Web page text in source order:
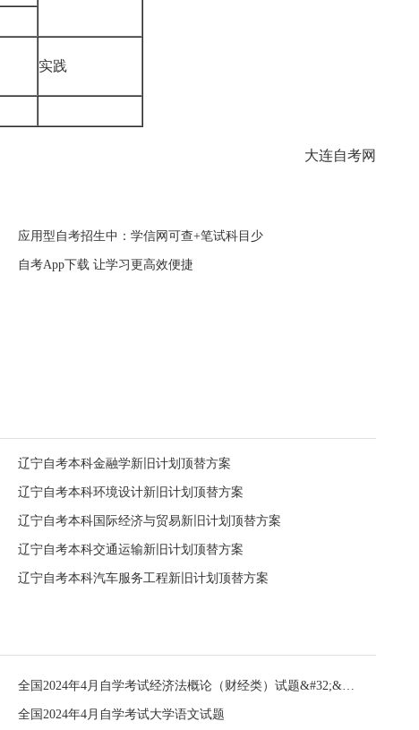
实践
大连自考网
应用型自考招生中：学信网可查+笔试科目少
自考App下载 让学习更高效便捷
辽宁自考本科金融学新旧计划顶替方案
辽宁自考本科环境设计新旧计划顶替方案
辽宁自考本科国际经济与贸易新旧计划顶替方案
辽宁自考本科交通运输新旧计划顶替方案
辽宁自考本科汽车服务工程新旧计划顶替方案
全国2024年4月自学考试经济法概论（财经类）试题&#32;&#32;
全国2024年4月自学考试大学语文试题